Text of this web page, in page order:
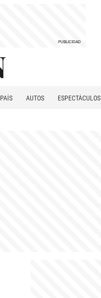
PAÍS AUTOS
ESPECTÁCULOS